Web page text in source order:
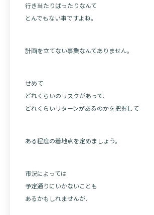
行き当たりばったりなんて
とんでもない事ですよね。
計画を立てない事業なんてありません。
せめて
どれくらいのリスクがあって、
どれくらいリターンがあるのかを把握して
ある程度の着地点を定めましょう。
市況によっては
予定通りにいかないことも
あるかもしれませんが、